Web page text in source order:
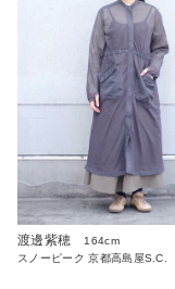
渡邊紫穂
164cm
スノーピーク 京都高島屋S.C.